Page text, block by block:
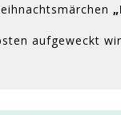
aufgeweckt